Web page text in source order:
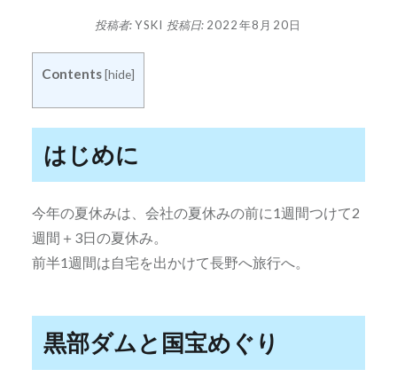
投稿者:YSKI 投稿日: 2022年8月20日
Contents[hide]
はじめに
今年の夏休みは、会社の夏休みの前に1週間つけて2
週間＋3日の夏休み。
前半1週間は自宅を出かけて長野へ旅行へ。
黒部ダムと国宝めぐり